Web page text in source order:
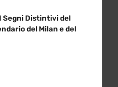
Segni Distintivi del
del Milan e del